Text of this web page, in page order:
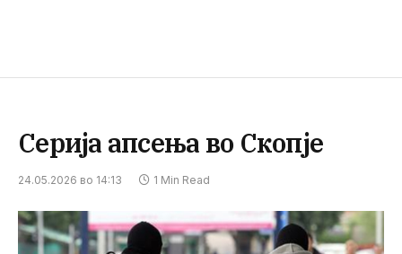
Серија апсења во Скопје
24.05.2026 во 14:13 1 Min Read